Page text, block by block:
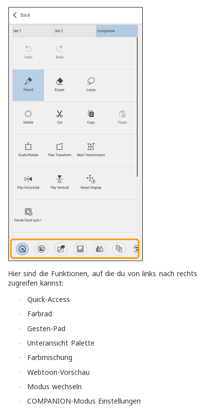
Hier sind die Funktionen, auf die du von links nach rechts
zugreifen kannst:
· Quick-Access
· Farbrad
· Gesten-Pad
· Unteransicht Palette
· Farbmischung
· Webtoon-Vorschau
· Modus wechseln
· COMPANION-Modus Einstellungen